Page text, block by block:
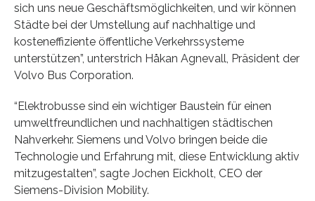
sich uns neue Geschäftsmöglichkeiten, und wir können
Städte bei der Umstellung auf nachhaltige und
kosteneffiziente öffentliche Verkehrssysteme
unterstützen”, unterstrich Håkan Agnevall, Präsident der
Volvo Bus Corporation.
“Elektrobusse sind ein wichtiger Baustein für einen
umweltfreundlichen und nachhaltigen städtischen
Nahverkehr. Siemens und Volvo bringen beide die
Technologie und Erfahrung mit, diese Entwicklung aktiv
mitzugestalten”, sagte Jochen Eickholt, CEO der
Siemens-Division Mobility.